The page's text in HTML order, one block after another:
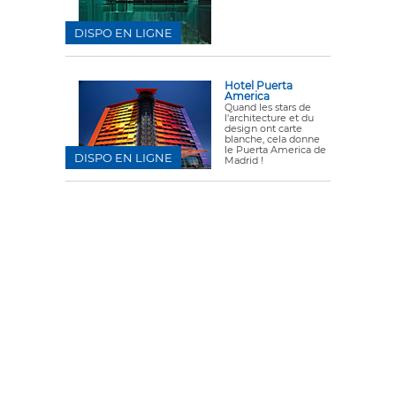
DISPO EN LIGNE
Hotel Puerta
America
Quand les stars de
l'architecture et du
design ont carte
blanche, cela donne
le Puerta America de
Madrid !
DISPO EN LIGNE